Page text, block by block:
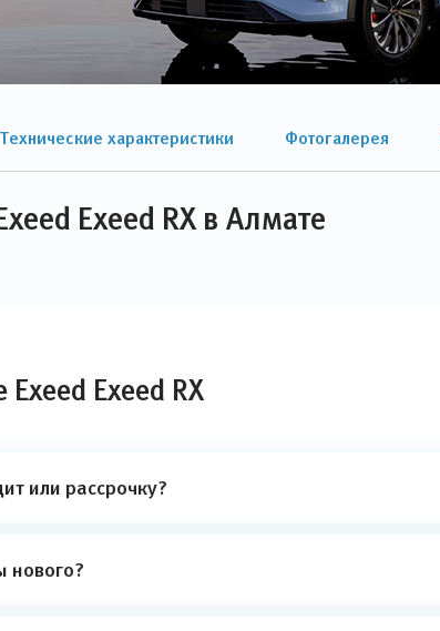
Технические характеристики Фотогалерея
Exeed RX в Алмате
Exeed RX
или рассрочку?
нового?